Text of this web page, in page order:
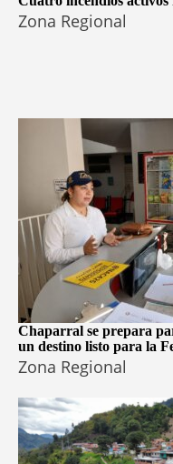
Zona Regional
Chaparral se prepara
un destino listo para la
Zona Regional